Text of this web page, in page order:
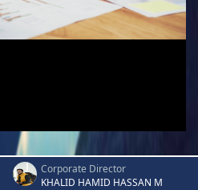
Corporate Director
KHALID HAMID HASSAN M